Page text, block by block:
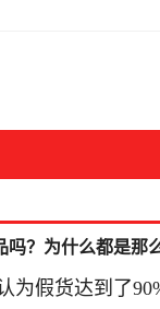
？为什么都是那
为假货达到了